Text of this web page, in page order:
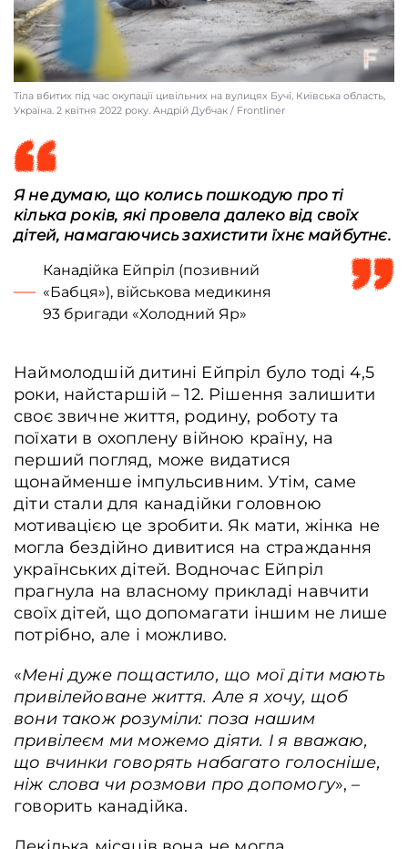
Тіла вбитих під час окупації цивільних на вулицях Бучі, Київська область,
Україна. 2 квітня 2022 року. Андрій Дубчак / Frontliner
Я не думаю, що колись пошкодую про ті
кілька років, які провела далеко від своїх
дітей, намагаючись захистити їхнє майбутнє.
Канадійка Ейпріл (позивний
«Бабця»), військова медикиня
93 бригади «Холодний Яр»
Наймолодшій дитині Ейпріл було тоді 4,5
роки, найстаршій – 12. Рішення залишити
своє звичне життя, родину, роботу та
поїхати в охоплену війною країну, на
перший погляд, може видатися
щонайменше імпульсивним. Утім, саме
діти стали для канадійки головною
мотивацією це зробити. Як мати, жінка не
могла бездійно дивитися на страждання
українських дітей. Водночас Ейпріл
прагнула на власному прикладі навчити
своїх дітей, що допомагати іншим не лише
потрібно, але і можливо.
«Мені дуже пощастило, що мої діти мають
привілейоване життя. Але я хочу, щоб
вони також розуміли: поза нашим
привілеєм ми можемо діяти. І я вважаю,
що вчинки говорять набагато голосніше,
ніж слова чи розмови про допомогу», –
говорить канадійка.